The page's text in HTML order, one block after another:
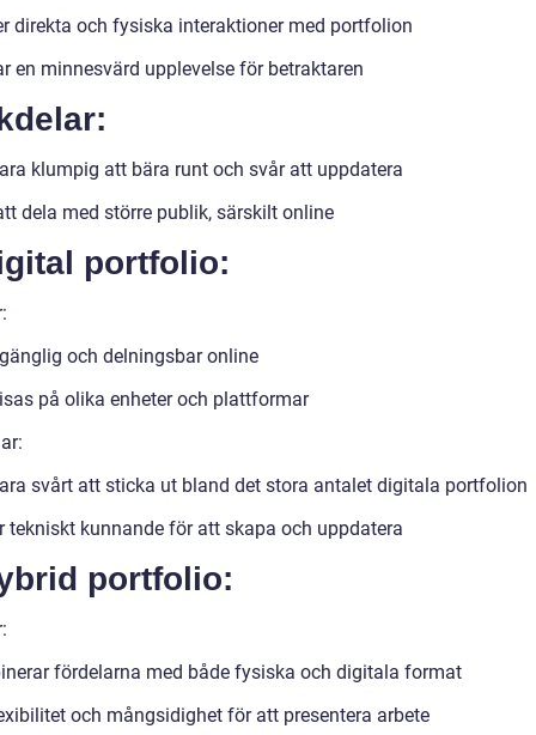
direkta och fysiska interaktioner med portfolion
en minnesvärd upplevelse för betraktaren
klumpig att bära runt och svår att uppdatera
dela med större publik, särskilt online
portfolio:
och delningsbar online
på olika enheter och plattformar
svårt att sticka ut bland det stora antalet digitala portfolion
tekniskt kunnande för att skapa och uppdatera
portfolio:
fördelarna med både fysiska och digitala format
och mångsidighet för att presentera arbete